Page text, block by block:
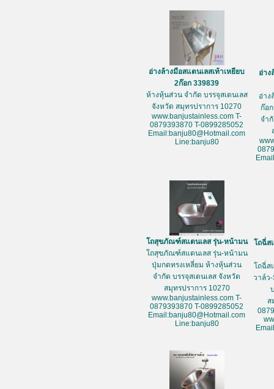
อ่างล้างมือสแตนเลสเท้าเหยียบ
2ก๊อก 339839
ห้างหุ้นส่วน จำกัด บรรจุสเตนเลส
จังหวัด สมุทรปราการ 10270
www.banjustainless.com T-
0879393870 T-0899285052
Email:banju80@Hotmail.com
Line:banju80
อ่าง
อ่าง
ก๊อ
จำ
โถสุขภัณฑ์สแตนเลส รุ่น-หน้ามน
โถสุขภัณฑ์สแตนเลส รุ่น-หน้ามน
ปุ่มกดทรงเหลี่ยม ห้างหุ้นส่วน
จำกัด บรรจุสเตนเลส จังหวัด
สมุทรปราการ 10270
www.banjustainless.com T-
0879393870 T-0899285052
Email:banju80@Hotmail.com
Line:banju80
โถฉี่ส
โถฉี่ส
วาล์ว
ส